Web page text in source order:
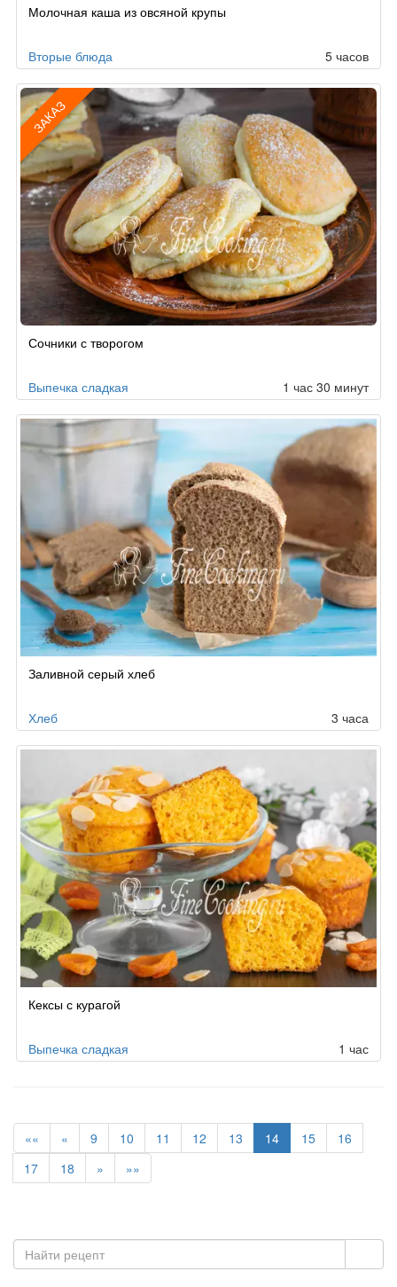
поМолочная каша из овсяной крупы
Вторые блюда 5 часов
ЗАКАЗ
по
Сочники с творогом
Выпечка сладкая 1 час 30 минут
Заливной серый хлеб
Хлеб 3 часа
Кексы с курагой
Выпечка сладкая 1 час
«« « 9 10 11 12 13 14 15
16
17
18 » »»